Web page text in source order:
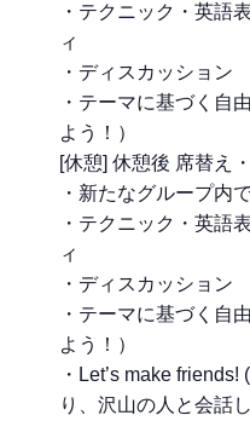
・テクニック・英語
ィ
・ディスカッション
・テーマに基づく
よう！）
[休憩] 休憩後 席替え
・新たなグループ内
・テクニック・英語
ィ
・ディスカッション
・テーマに基づく
よう！）
・Let’s make
り、沢山の人と会話